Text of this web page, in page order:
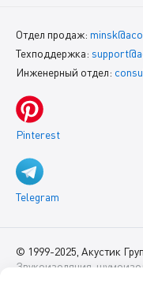
Отдел продаж:
Техподдержка:
Инженерный отдел:
Pinterest
Telegram
© 1999-2025, Акустик
Звукоизоляция,